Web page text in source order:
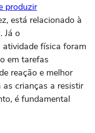
produzir
está relacionado à
Já o
física foram
em tarefas
reação e melhor
crianças a resistir
é fundamental